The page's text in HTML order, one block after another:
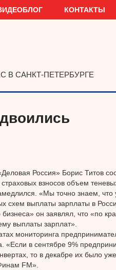
КОНТАКТЫ
В САНКТ-ПЕТЕРБУРГЕ
Россия» Борис Титов
взносов объем
«Мы точно знаем, что
схем выплаты зарплаты в
он заявлял, что «по
выплаты зарплат».
мониторинга
«Если в сентябре 9%
то в декабре их было
FM».